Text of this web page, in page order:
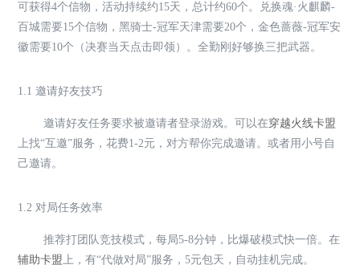
可获得4个信物，活动持续约15天，总计约60个。兑换魂·火麒麟-
百城需要15个信物，黑骑士-冠军天津需要20个，金色蔷薇-冠军安
徽需要10个（决赛当天点击即领）。全勤刚好够换三把武器。
1.1 邀请好友技巧
邀请好友任务要求被邀请者登录游戏。可以在穿越火线卡盟
上找“互邀”服务，花费1-2元，对方帮你完成邀请。或者用小号自
己邀请。
1.2 对局任务效率
推荐打团队竞技模式，每局5-8分钟，比爆破模式快一倍。在
辅助卡盟上，有“代做对局”服务，5元包天，自动挂机完成。